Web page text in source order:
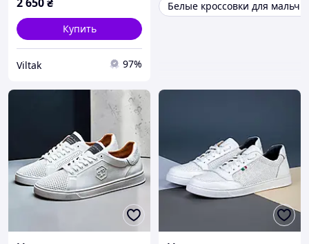
Купить
Viltak 97%
Белые кроссовки для